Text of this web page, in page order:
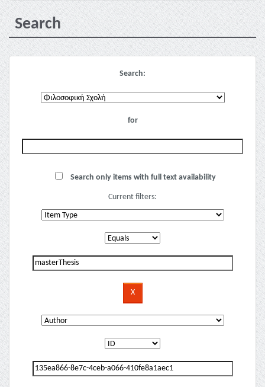
Search
Search:
for
Search only items with full text availability
Current filters: